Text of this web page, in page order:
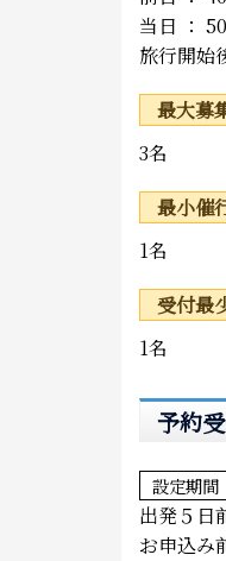
当日 ：
旅行開始
最大募
3名
最小催
1名
受付最
1名
予約
設定期間
出発５日
お申込み